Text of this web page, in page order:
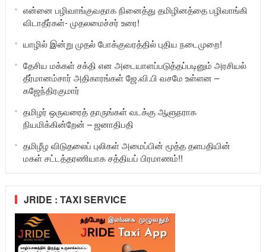
என்னை பழிவாங்குவதாக நினைத்து தமிழினத்தை பழிவாங்கி
விடாதீர்கள்- முதலமைச்சர் உரை!
யாழில் இன்று முதல் போக்குவரத்தில் புதிய நடைமுறை!
தேசிய மக்கள் சக்தி என அடையாளப்படுத்தப்படினும் அரசியல்
தீர்மானம்சார் அதிகாரங்கள் ஜே.வி.பி வசமே உள்ளன –
கஜேந்திரகுமார்
தமிழர் ஒருவரைத் தாருங்கள் வடக்கு ஆளுநராக
நியமிக்கின்றேன் – ஜனாதிபதி
தமிழீழ விடுதலைப் புலிகள் அமைப்பின் மூத்த தளபதியின்
மகள் சட்டத்தரணியாக சத்தியப் பிரமாணம்!!
JRIDE : TAXI SERVICE